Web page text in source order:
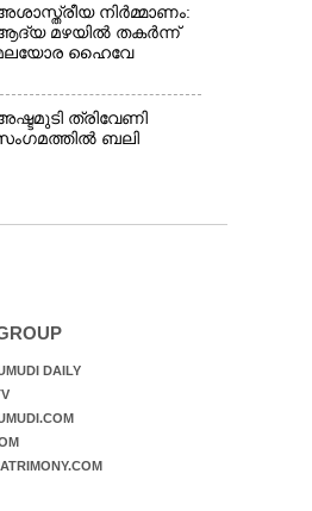
നിർമ്മാണം:
മഴയിൽ തകർന്ന്
ഹൈവേ
ത്രിവേണി
ബലി
DAILY